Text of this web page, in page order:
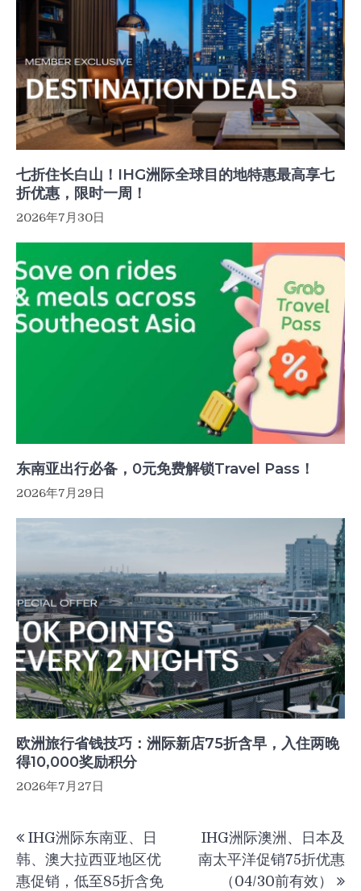
七折住长白山！IHG洲际全球目的地特惠最高享七
折优惠，限时一周！
2026年7月30日
东南亚出行必备，0元免费解锁Travel Pass！
2026年7月29日
欧洲旅行省钱技巧：洲际新店75折含早，入住两晚
得10,000奖励积分
2026年7月27日
章
导
IHG洲际东南亚、日
韩、澳大拉西亚地区优
惠促销，低至85折含免
IHG洲际澳洲、日本及
南太平洋促销75折优惠
（04/30前有效）